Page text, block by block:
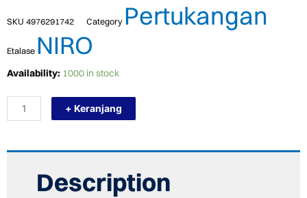
SKU 4976291742 Category Pertukangan
Etalase NIRO
Availability: 1000 in stock
TERMURAH
GRANIT
X
SURFACE
+ Keranjang
Description